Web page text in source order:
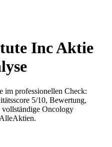
IncAktie
im professionellen Check:
5/10, Bewertung,
Oncology